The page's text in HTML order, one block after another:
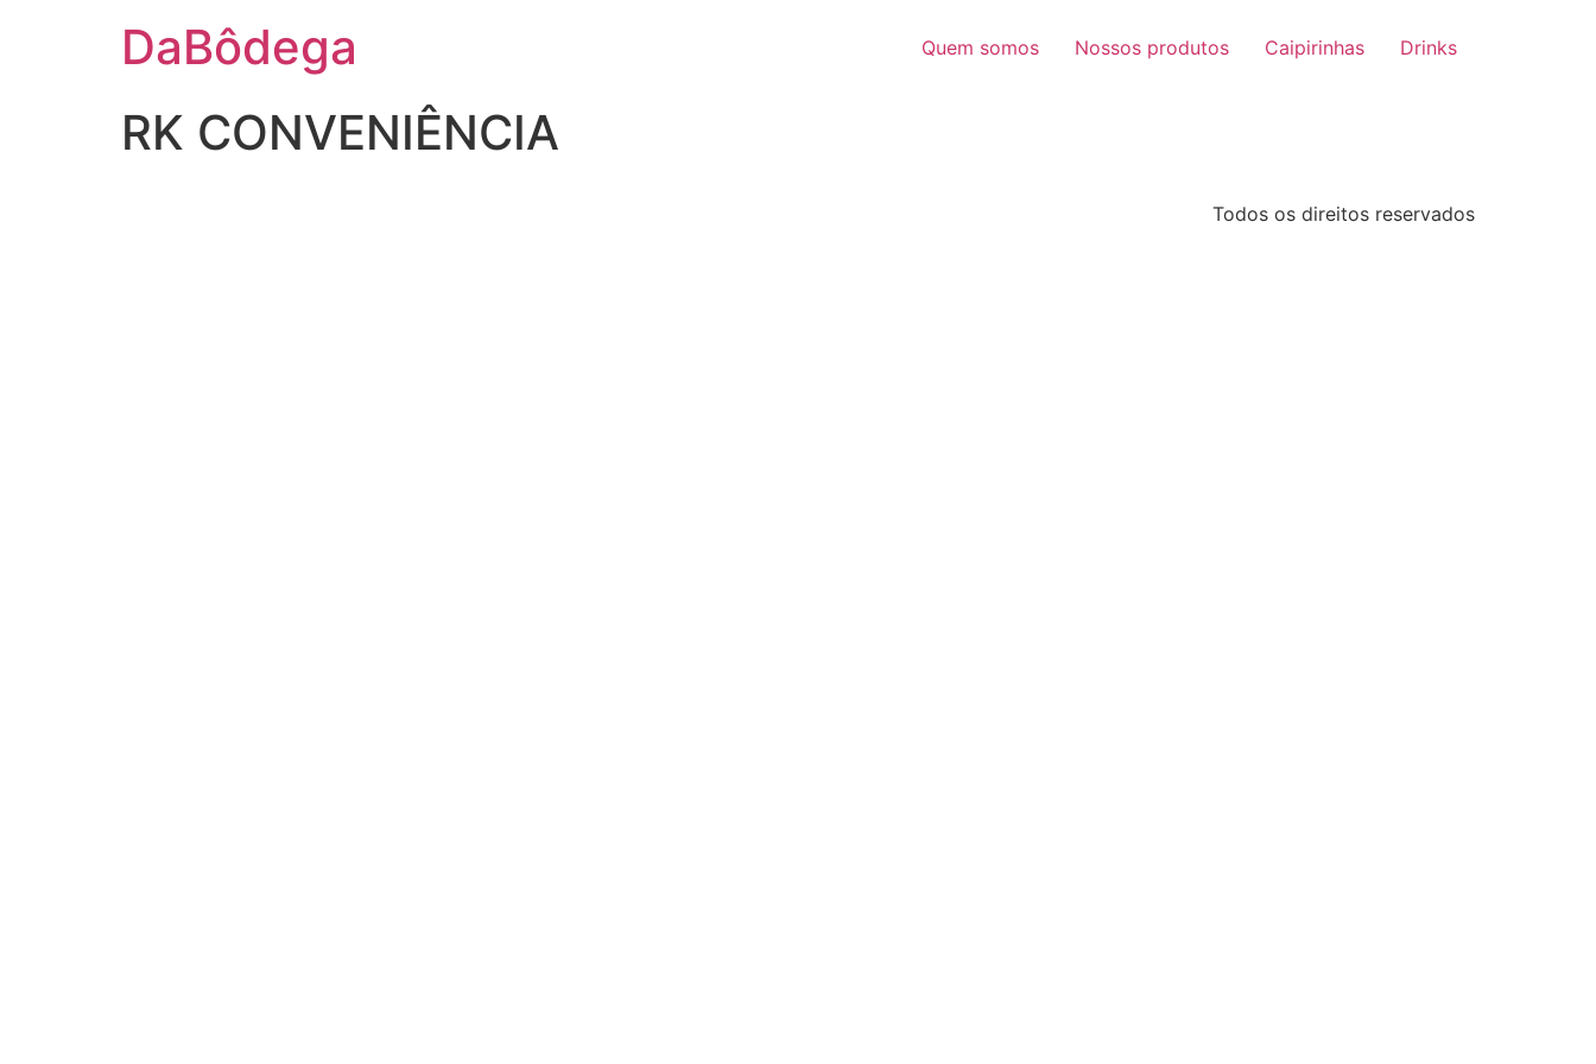
DaBôdega Quem somos Nossos produtos Caipirinhas Drinks
RK CONVENIÊNCIA
Todos os direitos reservados